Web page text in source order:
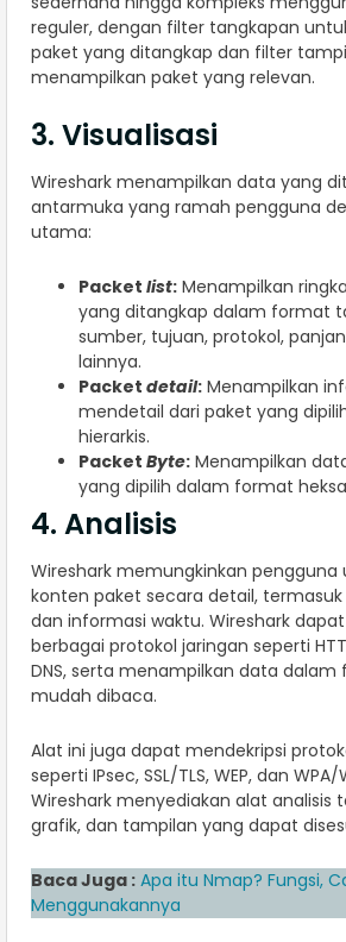
reguler, dengan filter tangkapan
paket yang ditangkap dan filter
menampilkan paket yang relevan.
3. Visualisasi
Wireshark menampilkan data yang
antarmuka yang ramah pengguna
utama:
Packet list: Menampilkan
yang ditangkap dalam format
sumber, tujuan, protokol,
lainnya.
Packet detail: Menampilkan
mendetail dari paket yang
hierarkis.
Packet Byte: Menampilkan
yang dipilih dalam format
4. Analisis
Wireshark memungkinkan pengguna
konten paket secara detail,
dan informasi waktu. Wireshark
berbagai protokol jaringan seperti
DNS, serta menampilkan data
mudah dibaca.
Alat ini juga dapat mendekripsi
seperti IPsec, SSL/TLS, WEP, dan
Wireshark menyediakan alat analisis
grafik, dan tampilan yang dapat
Baca Juga : Apa itu Nmap? Fungsi,
Menggunakannya